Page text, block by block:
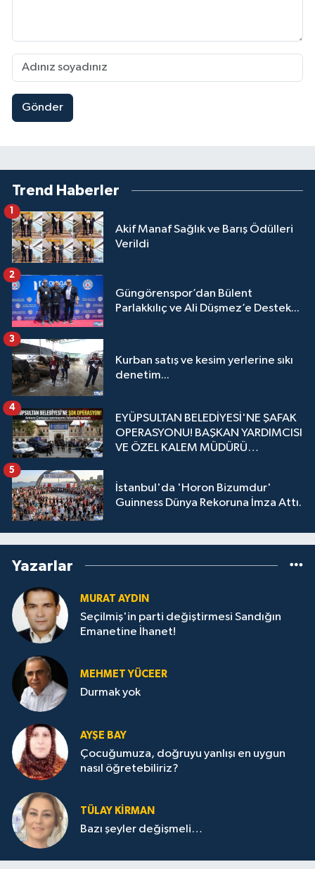
Gönder
Trend Haberler
Akif Manaf Sağlık ve Barış Ödülleri
Verildi
1
Güngörenspor’dan Bülent
Parlakkılıç ve Ali Düşmez’e Destek...
2
Kurban satış ve kesim yerlerine sıkı
denetim...
3
EYÜPSULTAN BELEDİYESİ'NE ŞAFAK
OPERASYONU! BAŞKAN YARDIMCISI
VE ÖZEL KALEM MÜDÜRÜ
4
İstanbul'da 'Horon Bizumdur'
Guinness Dünya Rekoruna İmza Attı.
5
Yazarlar
MURAT AYDIN
Seçilmiş'in parti değiştirmesi Sandığın
Emanetine İhanet!
MEHMET YÜCEER
Durmak yok
AYŞE BAY
Çocuğumuza, doğruyu yanlışı en uygun
nasıl öğretebiliriz?
TÜLAY KİRMAN
Bazı şeyler değişmeli…